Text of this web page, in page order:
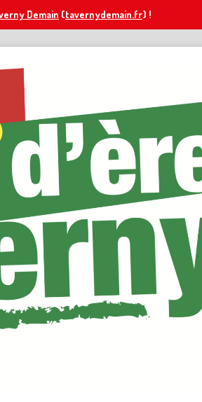
Demain (tavernydemain.fr) !